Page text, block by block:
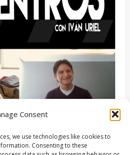
Consent
we use technologies like cookies to
Consenting to these
URIEL T3E22: JUAN PATRICIO